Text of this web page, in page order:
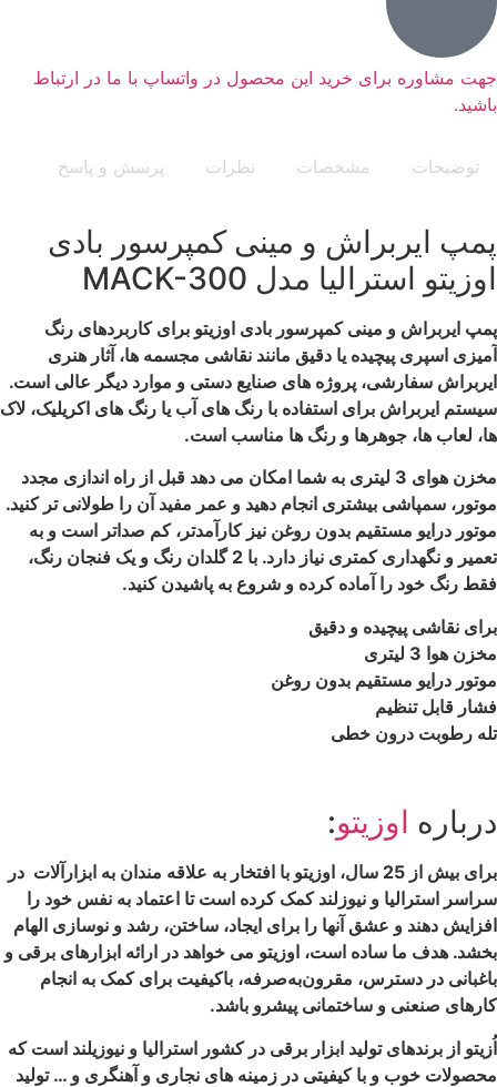
جهت مشاوره برای خرید این محصول در واتساپ با ما در ارتباط
باشید.
توضیحات مشخصات نظرات پرسش و پاسخ
پمپ ایربراش و مینی کمپرسور بادی
اوزیتو استرالیا مدل MACK-300
پمپ ایربراش و مینی کمپرسور بادی اوزیتو برای کاربردهای رنگ
آمیزی اسپری پیچیده یا دقیق مانند نقاشی مجسمه ها، آثار هنری
ایربراش سفارشی، پروژه های صنایع دستی و موارد دیگر عالی است.
سیستم ایربراش برای استفاده با رنگ های آب یا رنگ های اکریلیک، لاک
ها، لعاب ها، جوهرها و رنگ ها مناسب است.
مخزن هوای 3 لیتری به شما امکان می دهد قبل از راه اندازی مجدد
موتور، سمپاشی بیشتری انجام دهید و عمر مفید آن را طولانی تر کنید.
موتور درایو مستقیم بدون روغن نیز کارآمدتر، کم صداتر است و به
تعمیر و نگهداری کمتری نیاز دارد. با 2 گلدان رنگ و یک فنجان رنگ،
فقط رنگ خود را آماده کرده و شروع به پاشیدن کنید.
برای نقاشی پیچیده و دقیق
مخزن هوا 3 لیتری
موتور درایو مستقیم بدون روغن
فشار قابل تنظیم
تله رطوبت درون خطی
درباره اوزیتو:
برای بیش از 25 سال، اوزیتو با افتخار به علاقه مندان به ابزارآلات در
سراسر استرالیا و نیوزلند کمک کرده است تا اعتماد به نفس خود را
افزایش دهند و عشق آنها را برای ایجاد، ساختن، رشد و نوسازی الهام
بخشد. هدف ما ساده است، اوزیتو می خواهد در ارائه ابزارهای برقی و
باغبانی در دسترس، مقرون‌به‌صرفه، باکیفیت برای کمک به انجام
کارهای صنعنی و ساختمانی پیشرو باشد.
اُزیتو از برندهای تولید ابزار برقی در کشور استرالیا و نیوزیلند است که
محصولات خوب و با کیفیتی در زمینه های نجاری و آهنگری و … تولید